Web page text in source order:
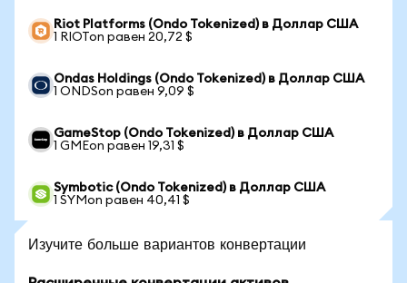
Riot Platforms (Ondo Tokenized) в Доллар США
1 RIOTon равен 20,72 $
Ondas Holdings (Ondo Tokenized) в Доллар США
1 ONDSon равен 9,09 $
GameStop (Ondo Tokenized) в Доллар США
1 GMEon равен 19,31 $
Symbotic (Ondo Tokenized) в Доллар США
1 SYMon равен 40,41 $
Изучите больше вариантов конвертации